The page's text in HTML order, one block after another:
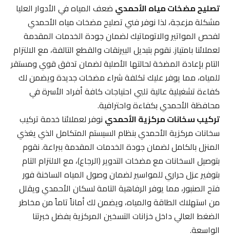
تصليح مضخات مياه الأحمديضعف المياه في الأدوار العليا
مشكلة مزعجة، لذا نوفر فني تصليح مضخات مياه الأحمدي
لفحص المواتير والاتوماتيك لضمان جودة الخدمات المقدمة
لعملائنا بامتياز. نقوم بتبديل البيرنقات والقطع التالفة، مع الالتزام
التام بإعادة المضخة لحالتها الأصلية لضمان تدفق قوي ومستقر
للمياه، مما يوفر عليك تكلفة شراء مضخات جديدة ويضمن لك
كفاءة تشغيلية عالية تلبي احتياجات كافة أفراد الأسرة في
محافظة الأحمدي بكفاءة واحترافية.
تركيب سخانات مركزية الأحمدينوفر لعملائنا خدمة تركيب
سخانات مركزية الأحمدي بنظام السيستم المتكامل الذي يغذي
المنزل بالكامل لضمان جودة الخدمات المقدمة ببراعة. نقوم
بتوصيل السخانات مع مضخات التدوير (الرجاع)، مع الالتزام التام
بتوفير عزل حراري للمواسير لضمان وصول المياه الساخنة فور
فتح الصنبور، مما يوفر الرفاهية التامة لسكان الأحمدي ويقلل
من استهلاك الطاقة والمياه، ويضمن لك أماناً تاماً من مخاطر
الضغط العالي داخل خزانات التسخين المركزية بفضل خبرتنا
الواسعة.